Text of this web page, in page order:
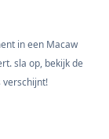
in een Macaw
sla op, bekijk de
verschijnt!